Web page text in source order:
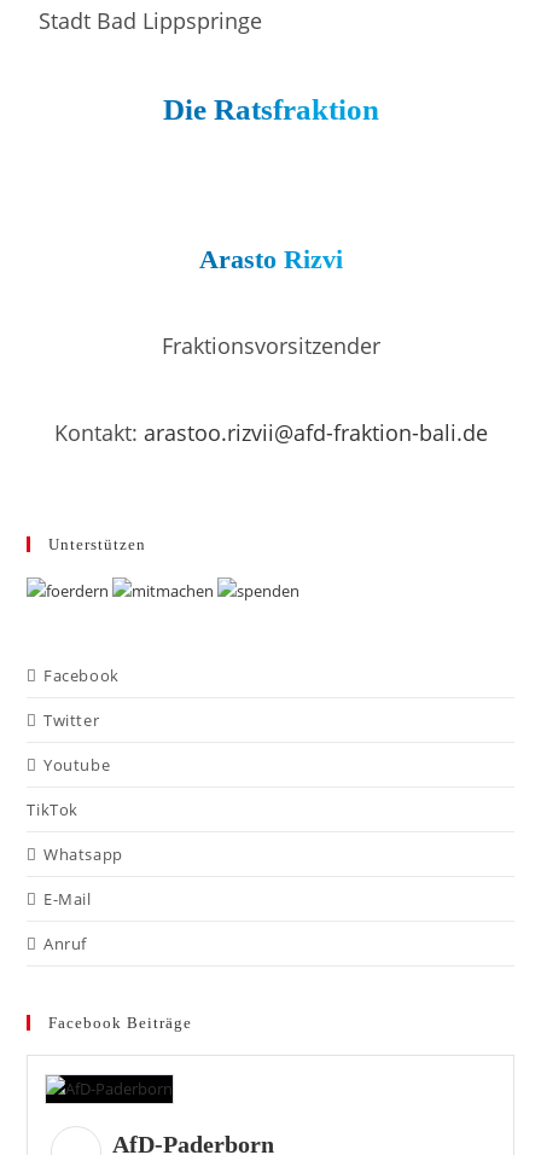
Stadt Bad Lippspringe
Die Ratsfraktion
Arasto Rizvi
Fraktionsvorsitzender
Kontakt: arastoo.rizvii@afd-fraktion-bali.de
Unterstützen
Facebook
Twitter
Youtube
TikTok
Whatsapp
E-Mail
Anruf
Facebook Beiträge
AfD-Paderborn